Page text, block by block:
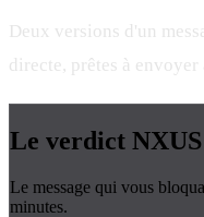
Deux versions d'un
directe, prêtes à
Le verdict NXUS
Le message qui vous
minutes.